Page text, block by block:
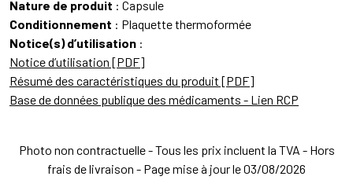
Nature de produit : Capsule
Conditionnement : Plaquette thermoformée
Notice(s) d’utilisation :
Notice d’utilisation [PDF]
Résumé des caractéristiques du produit [PDF]
Base de données publique des médicaments - Lien RCP
Photo non contractuelle - Tous les prix incluent la TVA - Hors
frais de livraison - Page mise à jour le 03/08/2026